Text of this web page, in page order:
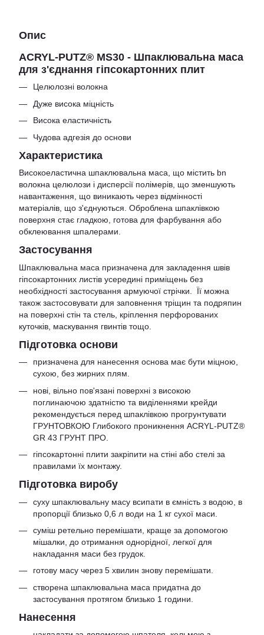
Опис
ACRYL-PUTZ® MS30 - Шпаклювальна маса
для з'єднання гіпсокартонних плит
Целюлозні волокна
Дуже висока міцність
Висока еластичність
Чудова адгезія до основи
Характеристика
Високоеластична шпаклювальна маса, що містить bn
волокна целюлози і дисперсії полімерів, що зменшують
навантаження, що виникають через відмінності
матеріалів, що з'єднуються. Оброблена шпаклівкою
поверхня стає гладкою, готова для фарбування або
обклеювання шпалерами.
Застосування
Шпаклювальна маса призначена для закладення швів
гіпсокартонних листів усередині приміщень без
необхідності застосування армуючої стрічки. Її можна
також застосовувати для заповнення тріщин та подряпин
на поверхні стін та стель, кріплення перфорованих
куточків, маскування гвинтів тощо.
Підготовка основи
призначена для нанесення основа має бути міцною,
сухою, без жирних плям.
нові, вільно пов'язані поверхні з високою
поглинаючою здатністю та виділеннями крейди
рекомендується перед шпаклівкою прогрунтувати
ГРУНТОВКОЮ Глибокого проникнення ACRYL-PUTZ®
GR 43 ГРУНТ ПРО.
гіпсокартонні плити закріпити на стіні або стелі за
правилами їх монтажу.
Підготовка виробу
суху шпаклювальну масу всипати в ємність з водою, в
пропорції близько 0,6 л води на 1 кг сухої маси.
суміш ретельно перемішати, краще за допомогою
мішалки, до отримання однорідної, легкої для
накладання маси без грудок.
готову масу через 5 хвилин знову перемішати.
створена шпаклювальна маса придатна до
застосування протягом близько 1 години.
Нанесення